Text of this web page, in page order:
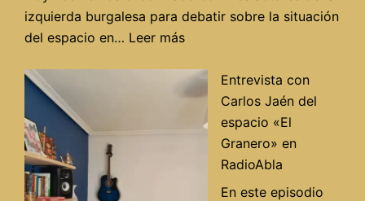
izquierda burgalesa para debatir sobre la situación
del espacio en… Leer más:
aparte:
La
unidad
izquierda,
Entrevista con
Carlos Jaén del
espacio «El
Granero» en
RadioAbla
En este episodio